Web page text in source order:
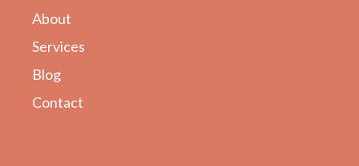
About
Services
Blog
Contact